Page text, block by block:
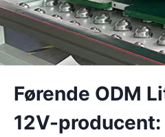
Førende ODM
12V-